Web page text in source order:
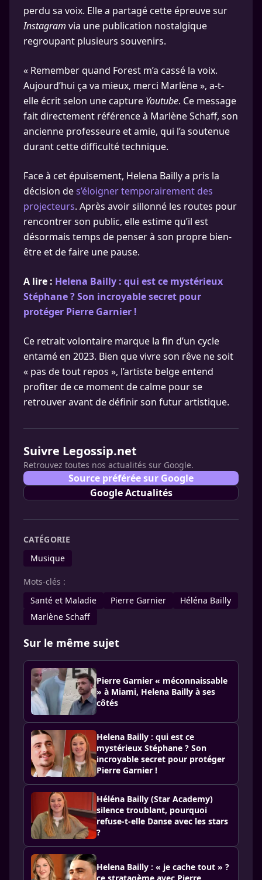
perdu sa voix. Elle a partagé cette épreuve sur
Instagram via une publication nostalgique
regroupant plusieurs souvenirs.
« Remember quand Forest m’a cassé la voix.
Aujourd’hui ça va mieux, merci Marlène », a-t-
elle écrit selon une capture Youtube. Ce message
fait directement référence à Marlène Schaff, son
ancienne professeure et amie, qui l’a soutenue
durant cette difficulté technique.
Face à cet épuisement, Helena Bailly a pris la
décision des’éloigner temporairement des
projecteurs. Après avoir sillonné les routes pour
rencontrer son public, elle estime qu’il est
désormais temps de penser à son propre bien-
être et de faire une pause.
A lire : Helena Bailly : qui est ce mystérieux
Stéphane ? Son incroyable secret pour
protéger Pierre Garnier !
Ce retrait volontaire marque la fin d’un cycle
entamé en 2023. Bien que vivre son rêve ne soit
« pas de tout repos », l’artiste belge entend
profiter de ce moment de calme pour se
retrouver avant de définir son futur artistique.
Suivre Legossip.net
Retrouvez toutes nos actualités sur Google.
Source préférée sur Google
Google Actualités
CATÉGORIE
Musique
Mots-clés :
Santé et Maladie
Pierre Garnier
Héléna Bailly
Marlène Schaff
Sur le même sujet
Pierre Garnier « méconnaissable
» à Miami, Helena Bailly à ses
côtés
Helena Bailly : qui est ce
mystérieux Stéphane ? Son
incroyable secret pour protéger
Pierre Garnier !
Héléna Bailly (Star Academy)
silence troublant, pourquoi
refuse-t-elle Danse avec les stars
?
Helena Bailly : « je cache tout » ?
ce stratagème avec Pierre